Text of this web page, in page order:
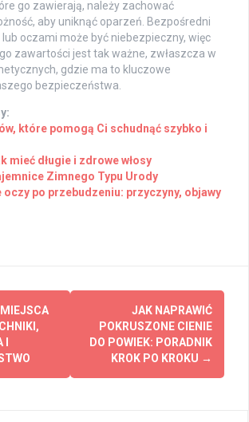
go zawierają, należy zachować
aby uniknąć oparzeń. Bezpośredni
oczami może być niebezpieczny, więc
zawartości jest tak ważne, zwłaszcza w
gdzie ma to kluczowe
bezpieczeństwa.
które pomogą Ci schudnąć szybko i
mieć długie i zdrowe włosy
Zimnego Typu Urody
oczy po przebudzeniu: przyczyny, objawy
JAK NAPRAWIĆ
POKRUSZONE CIENIE
DO POWIEK: PORADNIK
KROK PO KROKU →